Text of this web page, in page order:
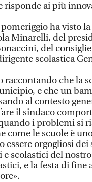
risponde ai più
ha visto
Minarelli, del
del
scolastica
che la
e che un
al contesto
il sindaco
i problemi si
come le scuole è
essere orgogliosi
scolastici del
e la festa di fine